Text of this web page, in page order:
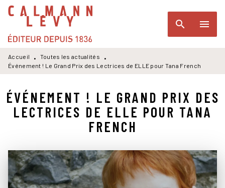
MENU RECHERCHE
PIED DE PAGE
search menu
Accueil • Toutes les actualités
•
Événement ! Le Grand Prix des Lectrices de ELLE pour Tana French
ÉVÉNEMENT ! LE GRAND PRIX DES
LECTRICES DE ELLE POUR TANA
FRENCH